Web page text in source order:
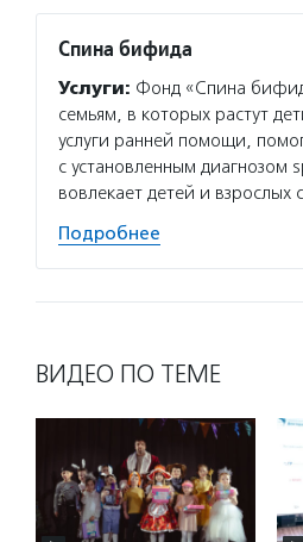
Спина бифида
Услуги: Фонд «Спина
семьям, в которых растут
услуги ранней помощи,
с установленным диагнозом
вовлекает детей и взрослых
Подробнее
ВИДЕО ПО ТЕМЕ